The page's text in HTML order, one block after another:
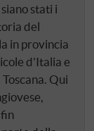
stati i
del
in provincia
d'Italia e
Qui